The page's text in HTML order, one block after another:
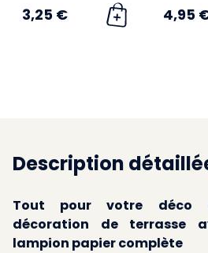
3,25 € 4,95
Description
Tout pour votre déco
décoration de terrasse
lampion papier complète